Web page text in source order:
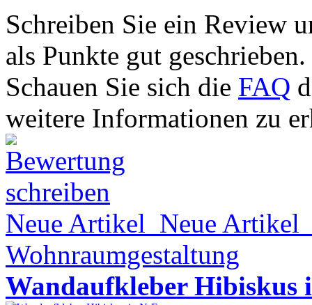
Schreiben Sie ein Review
als Punkte gut geschrieben.
Schauen Sie sich die FAQ
weitere Informationen zu
Neue Artikel Neue Artikel
Wohnraumgestaltung
Wandaufkleber Hibiskus